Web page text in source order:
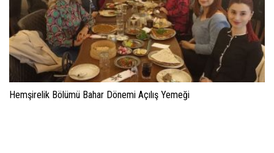
Hemşirelik Bölümü Bahar Dönemi Açılış Yemeği